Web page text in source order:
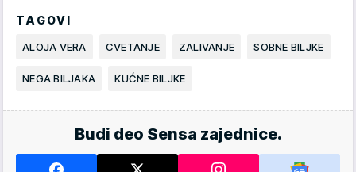
TAGOVI
ALOJA VERA CVETANJE ZALIVANJE SOBNE BILJKE
NEGA BILJAKA KUĆNE BILJKE
Budi deo Sensa zajednice.